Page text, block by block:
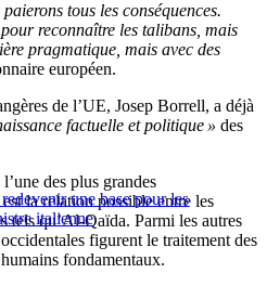
tous les conséquences.
reconnaître les talibans, mais
pragmatique, mais avec des
européen.
de l’UE, Josep Borrell, a déjà
factuelle et politique » des
une base pour les
italienne
des plus grandes
la relation possible entre les
tels qu’Al-Qaïda. Parmi les autres
figurent le traitement des
fondamentaux.